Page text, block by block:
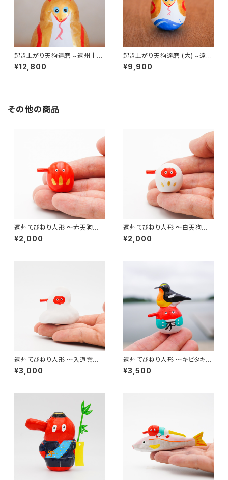
起き上がり天狗達磨 ~遠州十二
支の巳「浜名湖の金蛇」~｜高さ
約13cm
¥12,800
起き上がり天狗達磨 (大) ~遠州
十二支の巳「浜名湖の金蛇」~｜
高さ約10cm
¥9,900
その他の商品
遠州てびねり人形 〜赤天狗〜
（高さ約2cm）
¥2,000
遠州てびねり人形 〜白天狗〜
（高さ約2cm）
¥2,000
遠州てびねり人形 〜入道雲〜
｜高さ約5cm
¥3,000
遠州てびねり人形 〜キビタキ〜
｜高さ約4.5cm
¥3,500